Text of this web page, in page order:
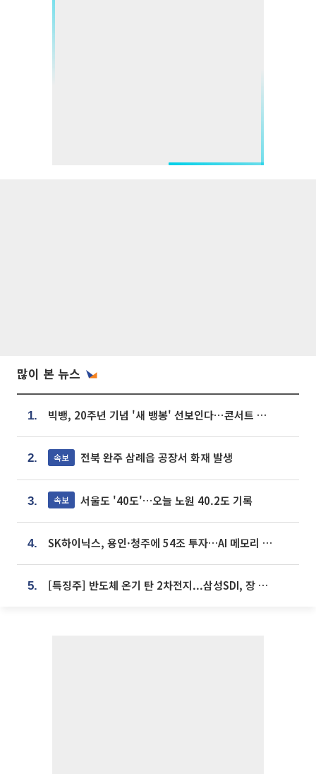
많이 본 뉴스
1. 빅뱅, 20주년 기념 '새 뱅봉' 선보인다⋯콘서트 앞두고 팝업 개최
2. 속보 전북 완주 삼례읍 공장서 화재 발생
3. 속보 서울도 '40도'…오늘 노원 40.2도 기록
4. SK하이닉스, 용인·청주에 54조 투자…AI 메모리 생산기지 키운다
5. [특징주] 반도체 온기 탄 2차전지...삼성SDI, 장 초반 7% 넘게 껑충